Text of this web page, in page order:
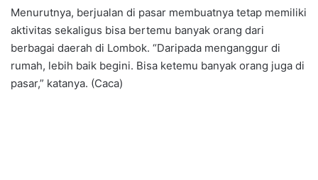
Menurutnya, berjualan di pasar membuatnya tetap memiliki
aktivitas sekaligus bisa bertemu banyak orang dari
berbagai daerah di Lombok. “Daripada menganggur di
rumah, lebih baik begini. Bisa ketemu banyak orang juga di
pasar,” katanya. (Caca)